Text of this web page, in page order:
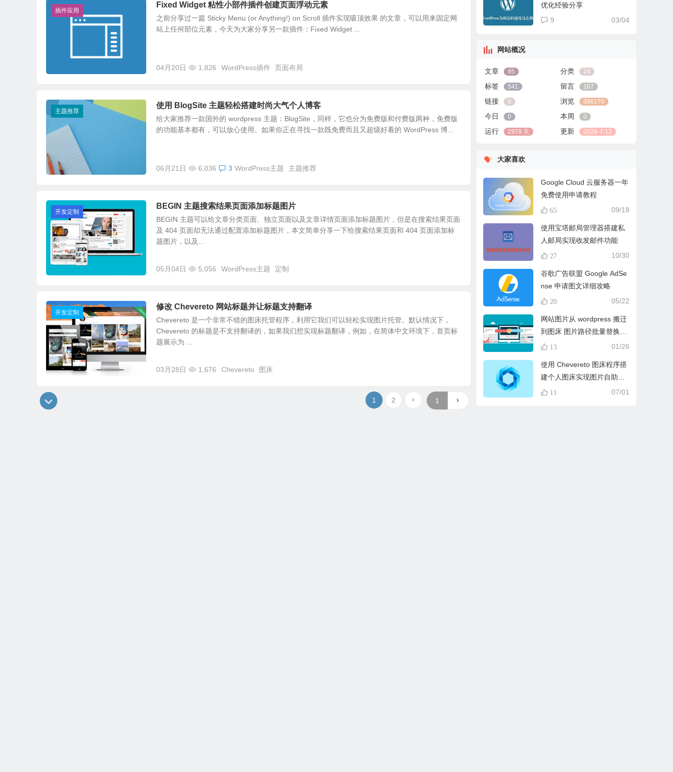
插件应用
Fixed Widget 粘性小部件插件创建页面浮动元素
之前分享过一篇 Sticky Menu (or Anything!) on Scroll 插件实现吸顶效果 的文章，可以用来固定网
站上任何部位元素，今天为大家分享另一款插件：Fixed Widget ...
04月20日 1,826 WordPress插件 页面布局
主题推荐
使用 BlogSite 主题轻松搭建时尚大气个人博客
给大家推荐一款国外的 wordpress 主题：BlogSite，同样，它也分为免费版和付费版两种，免费版
的功能基本都有，可以放心使用。如果你正在寻找一款既免费而且又超级好看的 WordPress 博...
06月21日 6,036 3 WordPress主题 主题推荐
开发定制
BEGIN 主题搜索结果页面添加标题图片
BEGIN 主题可以给文章分类页面、独立页面以及文章详情页面添加标题图片，但是在搜索结果页面
及 404 页面却无法通过配置添加标题图片，本文简单分享一下给搜索结果页面和 404 页面添加标
题图片，以及...
05月04日 5,056 WordPress主题 定制
开发定制
修改 Chevereto 网站标题并让标题支持翻译
Chevereto 是一个非常不错的图床托管程序，利用它我们可以轻松实现图片托管。默认情况下，
Chevereto 的标题是不支持翻译的，如果我们想实现标题翻译，例如，在简体中文环境下，首页标
题展示为 ...
03月28日 1,676 Chevereto 图床
1 2
优化经验分享
03/04
9
网站概况
文章 95 分类 24
标签 541 留言 167
链接 9 浏览 396170
今日 0 本周 0
运行 2978 天 更新 2026-7-13
大家喜欢
Google Cloud 云服务器一年
免费使用申请教程
65 09/18
使用宝塔邮局管理器搭建私
人邮局实现收发邮件功能
27 10/30
谷歌广告联盟 Google AdSe
nse 申请图文详细攻略
20 05/22
网站图片从 wordpress 搬迁
到图床 图片路径批量替换实
现方法
13 01/26
使用 Chevereto 图床程序搭
建个人图床实现图片自助托
管 11 07/01